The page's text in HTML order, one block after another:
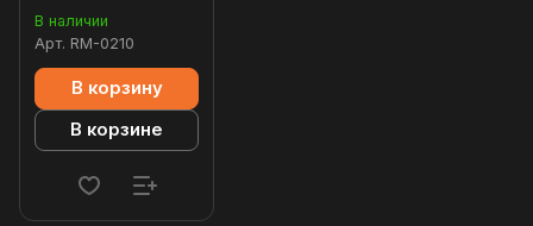
В наличии
Арт. RM-0210
В корзину
В корзине